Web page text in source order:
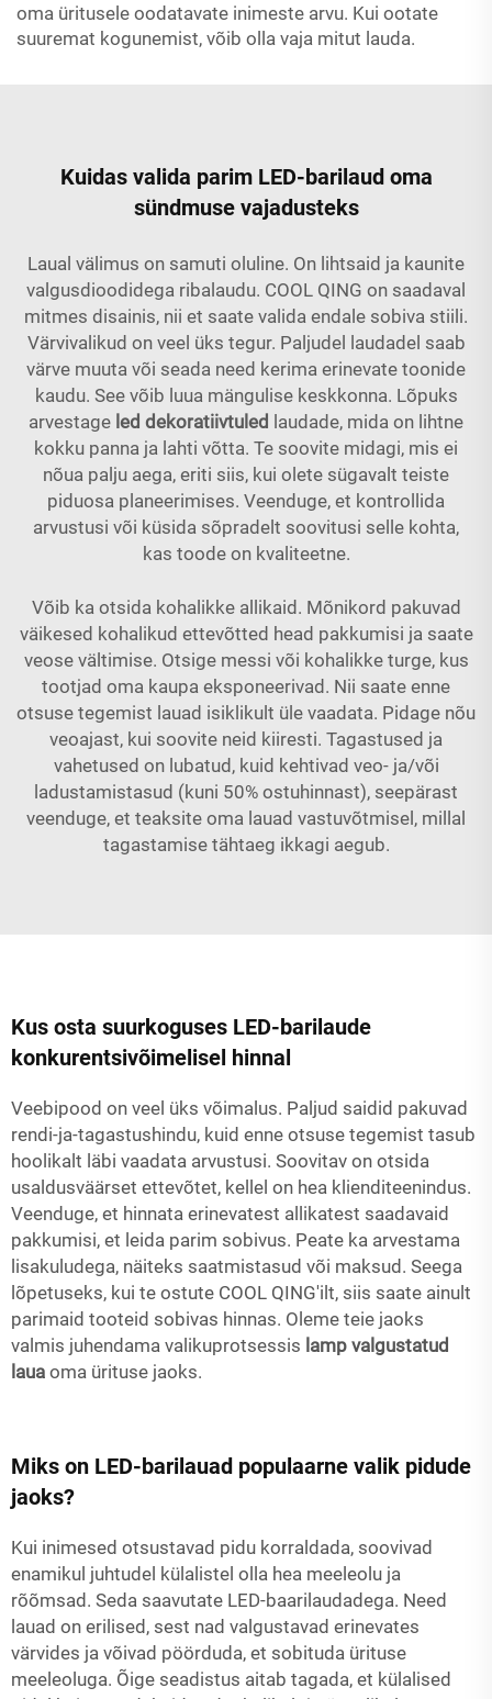
oma üritusele oodatavate inimeste arvu. Kui ootate
suuremat kogunemist, võib olla vaja mitut lauda.
Kuidas valida parim LED-barilaud oma
sündmuse vajadusteks
Laual välimus on samuti oluline. On lihtsaid ja kaunite
valgusdioodidega ribalaudu. COOL QING on saadaval
mitmes disainis, nii et saate valida endale sobiva stiili.
Värvivalikud on veel üks tegur. Paljudel laudadel saab
värve muuta või seada need kerima erinevate toonide
kaudu. See võib luua mängulise keskkonna. Lõpuks
arvestage led dekoratiivtuled laudade, mida on lihtne
kokku panna ja lahti võtta. Te soovite midagi, mis ei
nõua palju aega, eriti siis, kui olete sügavalt teiste
piduosa planeerimises. Veenduge, et kontrollida
arvustusi või küsida sõpradelt soovitusi selle kohta,
kas toode on kvaliteetne.
Võib ka otsida kohalikke allikaid. Mõnikord pakuvad
väikesed kohalikud ettevõtted head pakkumisi ja saate
veose vältimise. Otsige messi või kohalikke turge, kus
tootjad oma kaupa eksponeerivad. Nii saate enne
otsuse tegemist lauad isiklikult üle vaadata. Pidage nõu
veoajast, kui soovite neid kiiresti. Tagastused ja
vahetused on lubatud, kuid kehtivad veo- ja/või
ladustamistasud (kuni 50% ostuhinnast), seepärast
veenduge, et teaksite oma lauad vastuvõtmisel, millal
tagastamise tähtaeg ikkagi aegub.
Kus osta suurkoguses LED-barilaude
konkurentsivõimelisel hinnal
Veebipood on veel üks võimalus. Paljud saidid pakuvad
rendi-ja-tagastushindu, kuid enne otsuse tegemist tasub
hoolikalt läbi vaadata arvustusi. Soovitav on otsida
usaldusväärset ettevõtet, kellel on hea klienditeenindus.
Veenduge, et hinnata erinevatest allikatest saadavaid
pakkumisi, et leida parim sobivus. Peate ka arvestama
lisakuludega, näiteks saatmistasud või maksud. Seega
lõpetuseks, kui te ostute COOL QING'ilt, siis saate ainult
parimaid tooteid sobivas hinnas. Oleme teie jaoks
valmis juhendama valikuprotsessis lamp valgustatud
laua oma ürituse jaoks.
Miks on LED-barilauad populaarne valik pidude
jaoks?
Kui inimesed otsustavad pidu korraldada, soovivad
enamikul juhtudel külalistel olla hea meeleolu ja
rõõmsad. Seda saavutate LED-baarilaudadega. Need
lauad on erilised, sest nad valgustavad erinevates
värvides ja võivad pöörduda, et sobituda ürituse
meeleoluga. Õige seadistus aitab tagada, et külalised